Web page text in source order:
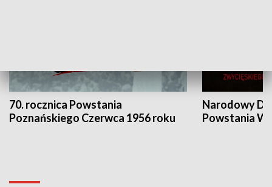
70. rocznica Powstania
Poznańskiego Czerwca 1956 roku
Narodowy
Powstania